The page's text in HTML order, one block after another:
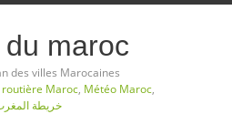
maroc
des villes Marocaines
Maroc, Météo Maroc,
خريطة